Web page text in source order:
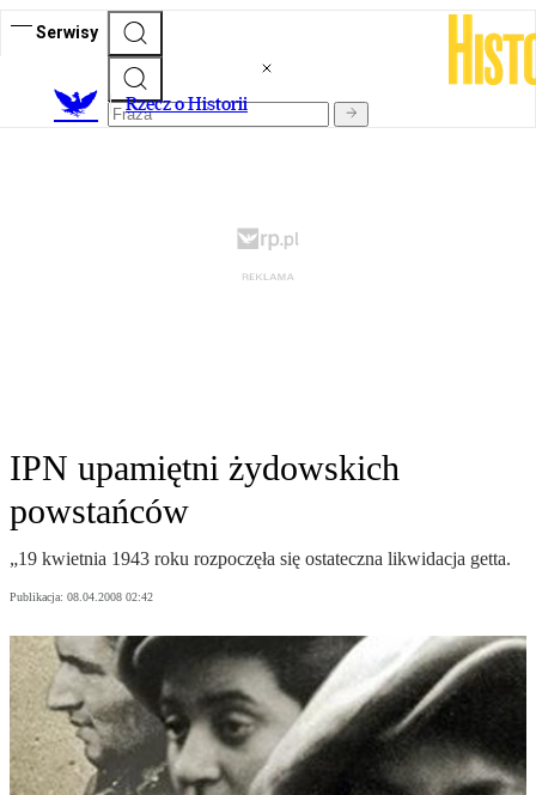
Serwisy
Rzecz o Historii
IPN upamiętni żydowskich
powstańców
„19 kwietnia 1943 roku rozpoczęła się ostateczna likwidacja getta.
Publikacja: 08.04.2008 02:42